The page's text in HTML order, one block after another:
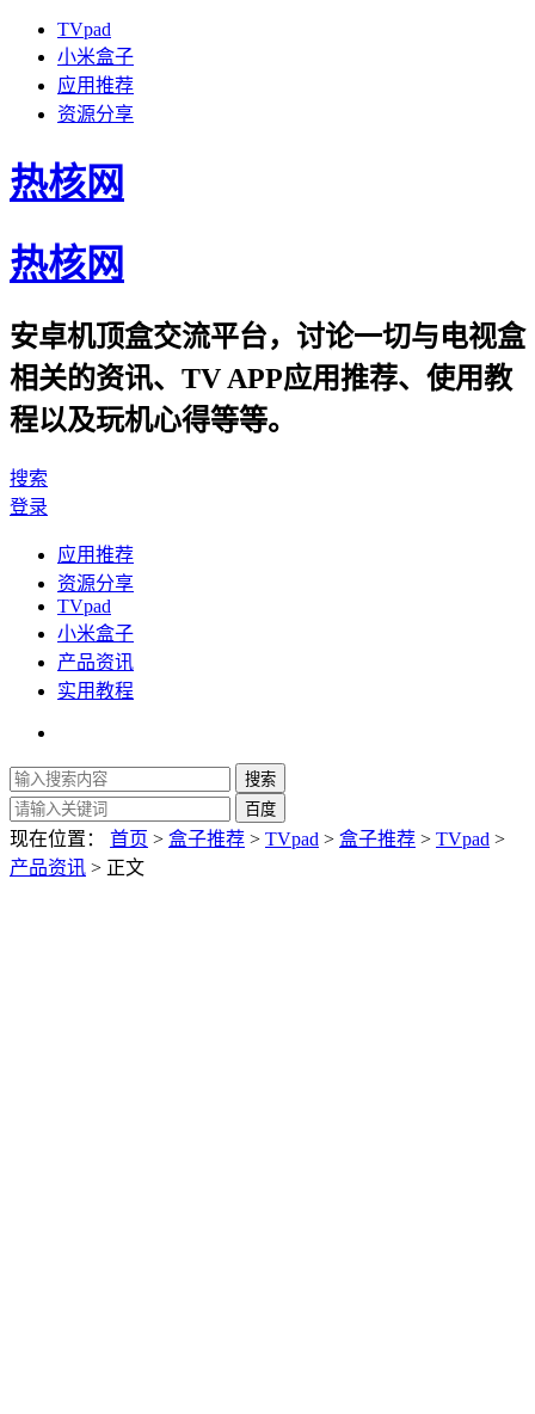
TVpad
小米盒子
应用推荐
资源分享
热核网
热核网
安卓机顶盒交流平台，讨论一切与电视盒
相关的资讯、TV APP应用推荐、使用教
程以及玩机心得等等。
搜索
登录
应用推荐
资源分享
TVpad
小米盒子
产品资讯
实用教程
现在位置： 首页 > 盒子推荐 > TVpad > 盒子推荐 > TVpad >
产品资讯 > 正文